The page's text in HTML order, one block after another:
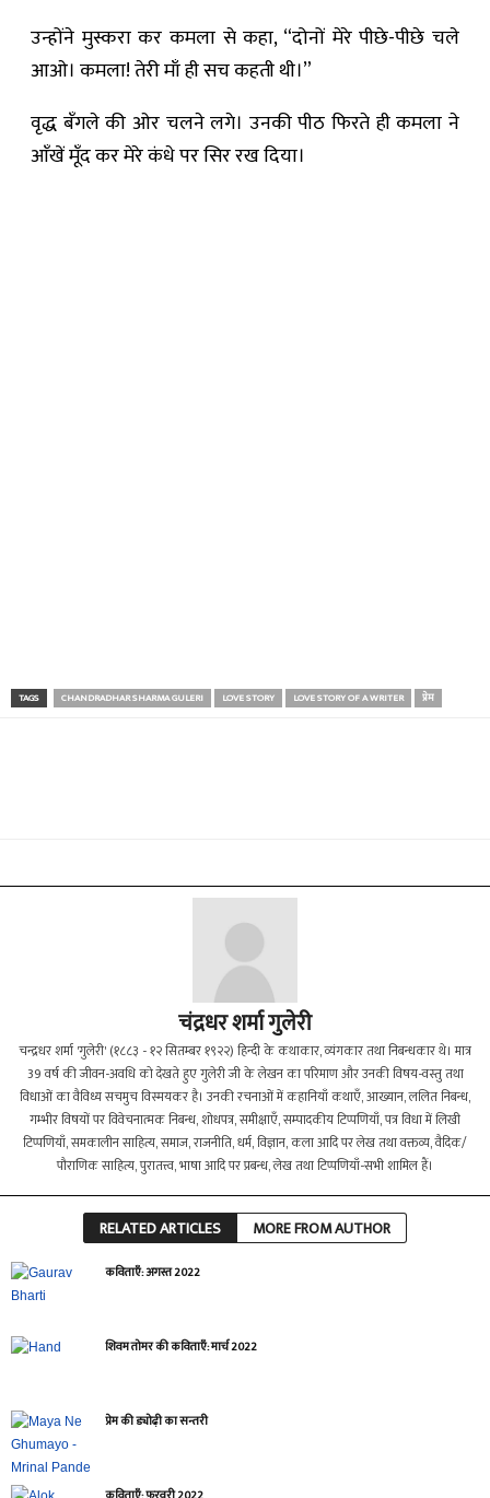
उन्होंने मुस्करा कर कमला से कहा, “दोनों मेरे पीछे-पीछे चले
आओ। कमला! तेरी माँ ही सच कहती थी।”
वृद्ध बँगले की ओर चलने लगे। उनकी पीठ फिरते ही कमला ने
आँखें मूँद कर मेरे कंधे पर सिर रख दिया।
TAGS CHANDRADHAR SHARMA GULERI LOVE STORY LOVE STORY OF A WRITER प्रेम
चंद्रधर शर्मा गुलेरी
चन्द्रधर शर्मा 'गुलेरी' (१८८३ - १२ सितम्बर १९२२) हिन्दी के कथाकार, व्यंगकार तथा निबन्धकार थे। मात्र
39 वर्ष की जीवन-अवधि को देखते हुए गुलेरी जी के लेखन का परिमाण और उनकी विषय-वस्तु तथा
विधाओं का वैविध्य सचमुच विस्मयकर है। उनकी रचनाओं में कहानियाँ कथाएँ, आख्यान, ललित निबन्ध,
गम्भीर विषयों पर विवेचनात्मक निबन्ध, शोधपत्र, समीक्षाएँ, सम्पादकीय टिप्पणियाँ, पत्र विधा में लिखी
टिप्पणियाँ, समकालीन साहित्य, समाज, राजनीति, धर्म, विज्ञान, कला आदि पर लेख तथा वक्तव्य, वैदिक/
पौराणिक साहित्य, पुरातत्त्व, भाषा आदि पर प्रबन्ध, लेख तथा टिप्पणियाँ-सभी शामिल हैं।
RELATED ARTICLES MORE FROM AUTHOR
कविताएँ: अगस्त 2022
शिवम तोमर की कविताएँ: मार्च 2022
प्रेम की ड्योढ़ी का सन्तरी